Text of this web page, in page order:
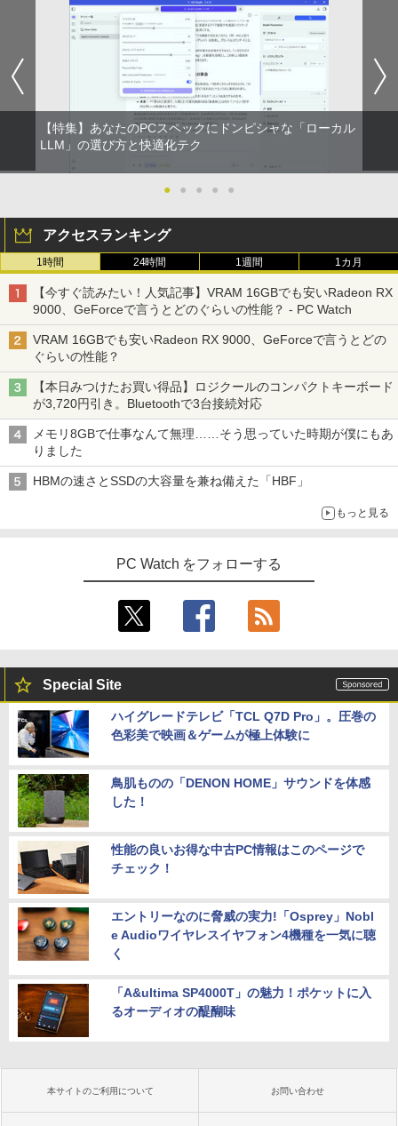
【特集】あなたのPCスペックにドンピシャな「ローカル
LLM」の選び方と快適化テク
● ● ● ● ●
アクセスランキング
1時間 24時間 1週間 1カ月
【今すぐ読みたい！人気記事】VRAM 16GBでも安いRadeon RX
9000、GeForceで言うとどのぐらいの性能？ - PC Watch
VRAM 16GBでも安いRadeon RX 9000、GeForceで言うとどの
ぐらいの性能？
【本日みつけたお買い得品】ロジクールのコンパクトキーボード
が3,720円引き。Bluetoothで3台接続対応
メモリ8GBで仕事なんて無理……そう思っていた時期が僕にもあ
りました
HBMの速さとSSDの大容量を兼ね備えた「HBF」
もっと見る
PC Watch をフォローする
Special Site
ハイグレードテレビ「TCL Q7D Pro」。圧巻の
色彩美で映画＆ゲームが極上体験に
鳥肌ものの「DENON HOME」サウンドを体感
した！
性能の良いお得な中古PC情報はこのページで
チェック！
エントリーなのに脅威の実力!「Osprey」Nobl
e Audioワイヤレスイヤフォン4機種を一気に聴
く
「A&ultima SP4000T」の魅力！ポケットに入
るオーディオの醍醐味
本サイトのご利用について お問い合わせ